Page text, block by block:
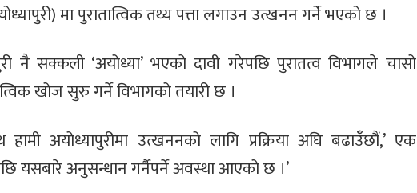
मा पुरातात्विक तथ्य पत्ता लगाउन उत्खनन गर्ने भएको छ ।
नै सक्कली ‘अयोध्या’ भएको दावी गरेपछि पुरातत्व विभागले चासो
खोज सुरु गर्ने विभागको तयारी छ ।
हामी अयोध्यापुरीमा उत्खननको लागि प्रक्रिया अघि बढाउँछौं,’ एक
यसबारे अनुसन्धान गर्नैपर्ने अवस्था आएको छ ।’